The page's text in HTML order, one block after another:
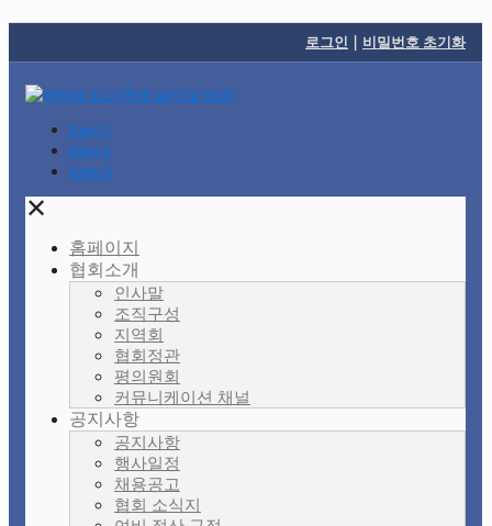
로그인 | 비밀번호 초기화
Item 1
Item 2
Item 3
✕
홈페이지
협회소개
인사말
조직구성
지역회
협회정관
평의원회
커뮤니케이션 채널
공지사항
공지사항
행사일정
채용공고
협회 소식지